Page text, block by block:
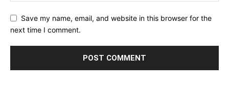
Save my name, email, and website in this browser for the
next time I comment.